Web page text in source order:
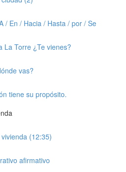
/ En / Hacia / Hasta / por / Se
La Torre ¿Te vienes?
vas?
tiene su propósito.
(12:35)
afirmativo